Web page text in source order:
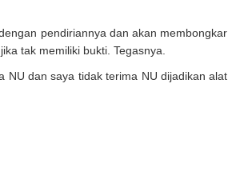
pendiriannya dan akan membongkar
tak memiliki bukti. Tegasnya.
NU dan saya tidak terima NU dijadikan alat